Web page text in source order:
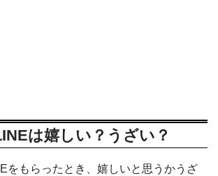
は嬉しい？うざい？
をもらったとき、嬉しいと思うかうざ